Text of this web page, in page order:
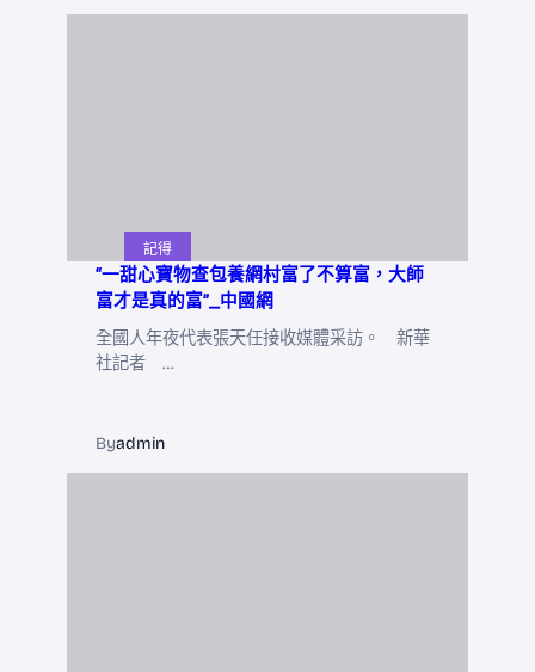
記得
“一甜心寶物查包養網村富了不算富，大師
富才是真的富”_中國網
全國人年夜代表張天任接收媒體采訪。 新華
社記者 …
Byadmin